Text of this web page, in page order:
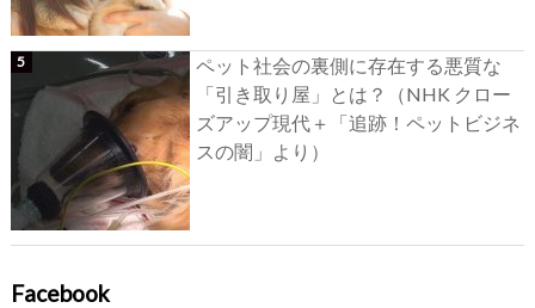
ペット社会の裏側に存在する悪質な
「引き取り屋」とは？（NHK クロー
ズアップ現代＋「追跡！ペットビジネ
スの闇」より）
Facebook